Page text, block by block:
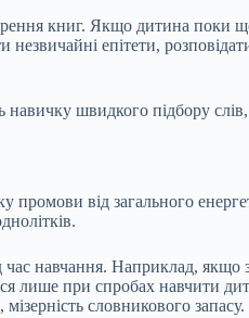
книг. Якщо дитина
епітети,
швидкого підбору
промови від загального
навчання. Наприклад,
лише при спробах навчити
словникового запасу.